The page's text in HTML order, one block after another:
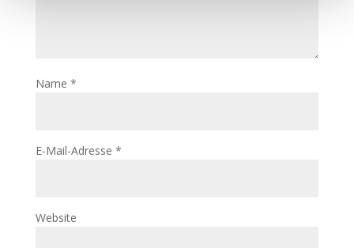
Name *
E-Mail-Adresse *
Website